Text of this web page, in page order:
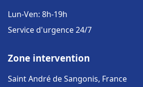
Lun-Ven: 8h-19h
Service d'urgence 24/7
Zone intervention
Saint André de Sangonis, France